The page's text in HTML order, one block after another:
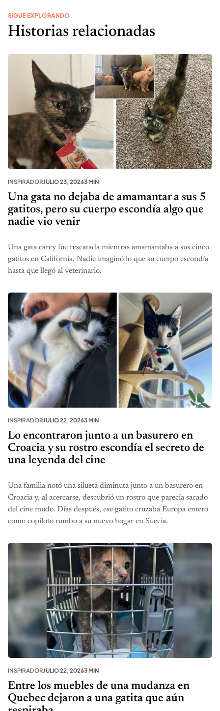
SIGUE EXPLORANDO
Historias relacionadas
INSPIRADORJULIO 23, 20263 MIN
Una gata no dejaba de amamantar a sus 5
gatitos, pero su cuerpo escondía algo que
nadie vio venir
Una gata carey fue rescatada mientras amamantaba a sus cinco
gatitos en California. Nadie imaginó lo que su cuerpo escondía
hasta que llegó al veterinario.
INSPIRADORJULIO 22, 20263 MIN
Lo encontraron junto a un basurero en
Croacia y su rostro escondía el secreto de
una leyenda del cine
Una familia notó una silueta diminuta junto a un basurero en
Croacia y, al acercarse, descubrió un rostro que parecía sacado
del cine mudo. Días después, ese gatito cruzaba Europa entero
como copiloto rumbo a su nuevo hogar en Suecia.
INSPIRADORJULIO 22, 20263 MIN
Entre los muebles de una mudanza en
Quebec dejaron a una gatita que aún